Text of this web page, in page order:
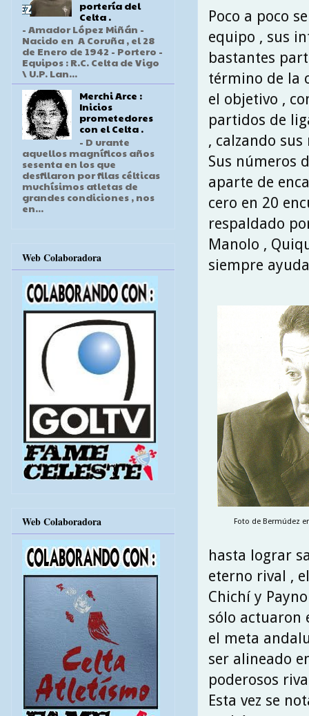
Poco a poco
equipo , sus
bastantes
término de la
el objetivo ,
partidos de
, calzando
Sus números
aparte de
cero en 20
respaldado
Manolo ,
siempre
Foto de Bermúdez
hasta lograr
eterno rival ,
Chichí y
sólo actuaron
el meta
ser alineado
poderosos
Esta vez se
portería del
Celta .
- Amador López Miñán -
Nacido en A Coruña , el 28
de Enero de 1942 - Portero -
Equipos : R.C. Celta de Vigo
\ U.P. Lan...
Merchi Arce :
Inicios
prometedores
con el Celta .
- D urante
aquellos magníficos años
sesenta en los que
desfilaron por filas célticas
muchísimos atletas de
grandes condiciones , nos
en...
Web Colaboradora
Web Colaboradora